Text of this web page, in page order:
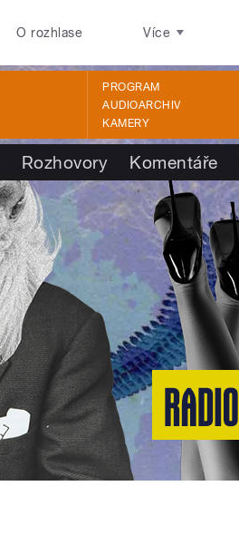
O rozhlase Více
PROGRAM
AUDIOARCHIV
KAMERY
Rozhovory Komentáře